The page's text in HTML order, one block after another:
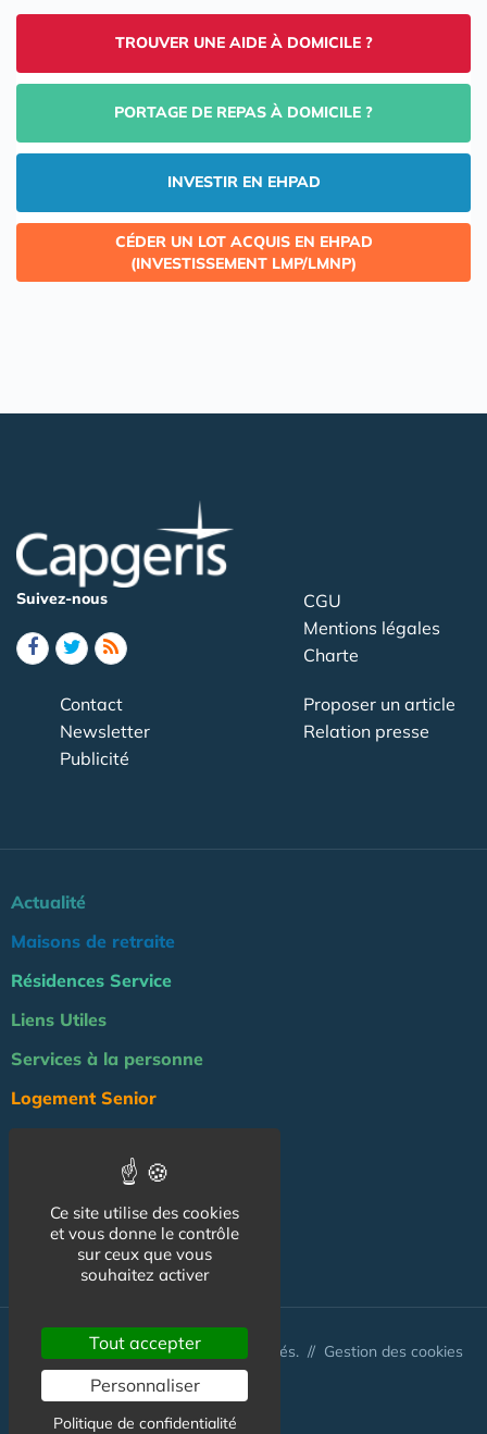
TROUVER UNE AIDE À DOMICILE ?
PORTAGE DE REPAS À DOMICILE ?
INVESTIR EN EHPAD
CÉDER UN LOT ACQUIS EN EHPAD
(INVESTISSEMENT LMP/LMNP)
Suivez-nous
CGU
Mentions légales
Charte
Contact
Newsletter
Publicité
Proposer un article
Relation presse
Actualité
Maisons de retraite
Résidences Service
Liens Utiles
Services à la personne
Logement Senior
Emploi & formation
Professionnels
NOS AUTRES SITES :
© Australis 2026 - Tous droits réservés. // Gestion des cookies
Ce site utilise des cookies
et vous donne le contrôle
sur ceux que vous
souhaitez activer
Tout accepter
Personnaliser
Politique de confidentialité